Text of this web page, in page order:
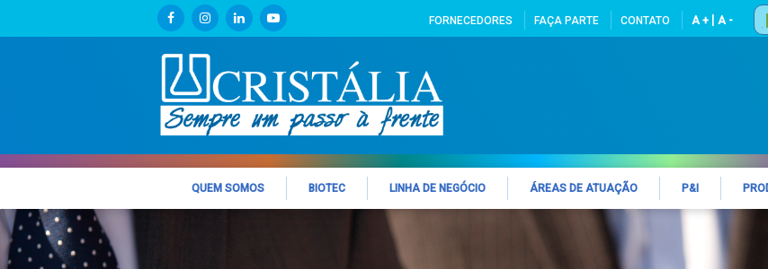
FORNECEDORES FAÇA PARTE CONTATO A + A -
QUEM SOMOS BIOTEC LINHA DE NEGÓCIO ÁREAS DE ATUAÇÃO P&I